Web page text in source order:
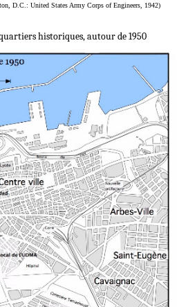
D.C.: United States Army Corps of Engineers, 1942)
historiques, autour de 1950